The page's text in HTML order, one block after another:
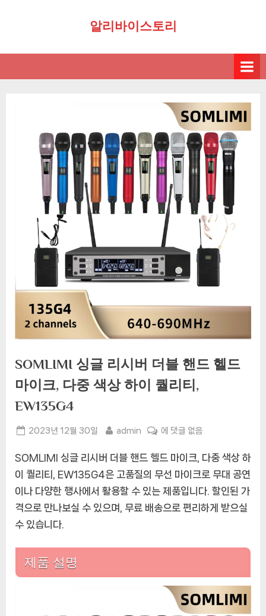
알리바이스토리
SOMLIMI 싱글 리시버 더블 핸드 헬드
마이크, 다중 색상 하이 퀄리티,
EW135G4
Posted
2023년 12월 30일 By
admin
SOMLIMI
글
리
더
에 댓글 없음
SOMLIMI 싱글 리시버 더블 핸드 헬드 마이크, 다중 색상 하
이 퀄리티, EW135G4은 고품질의 무선 마이크로 무대 공연
이나 다양한 행사에서 활용할 수 있는 제품입니다. 할인된 가
격으로 만나보실 수 있으며, 무료 배송으로 편리하게 받으실
수 있습니다.
제품 설명